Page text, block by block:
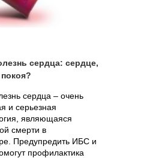
сердца: сердце,
сердца – очень
и серьезная
являющаяся
смерти в
Предупредить ИБС и
профилактика